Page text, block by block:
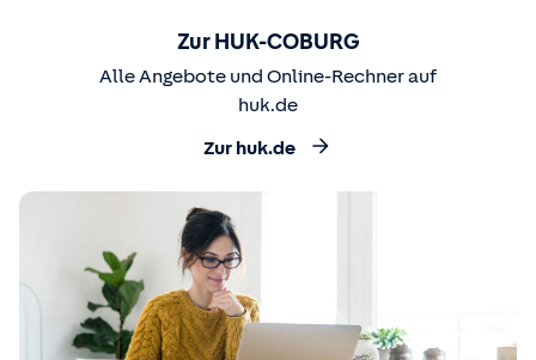
Zur HUK-COBURG
Alle Angebote und Online-Rechner auf
huk.de
Zur huk.de